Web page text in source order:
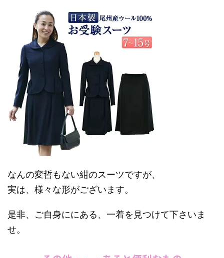
なんの変哲もない紺のスーツですが、
実は、様々な形がございます。
是非、ご自身ににある、一着を見つけて下さいま
せ。